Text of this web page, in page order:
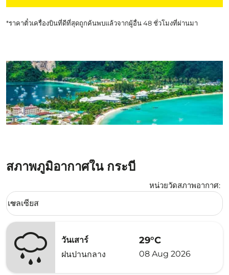
*ราคาตั๋วเครื่องบินที่ดีที่สุดถูกค้นพบแล้วจากผู้อื่น 48 ชั่วโมงที่ผ่านมา
สภาพภูมิอากาศใน กระบี่
หน่วยวัดสภาพอากาศ:
Weather unit option เซลเซียส Selected
เซลเซียส
keyboard_arrow_down
วันเสาร์
ฝนปานกลาง
29°C
08 Aug 2026